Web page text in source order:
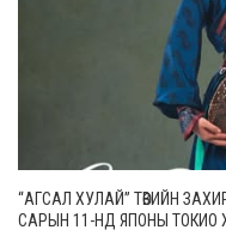
“АГСАЛ ХУЛАЙ” ТӨВИЙН
САРЫН 11-НД ЯПОНЫ ТОКИО